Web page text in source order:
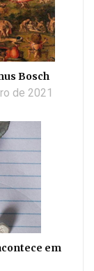
Bosch
de 2021
em